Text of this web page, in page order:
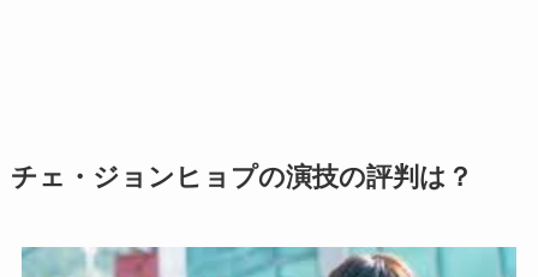
チェ・ジョンヒョプの演技の評判は？